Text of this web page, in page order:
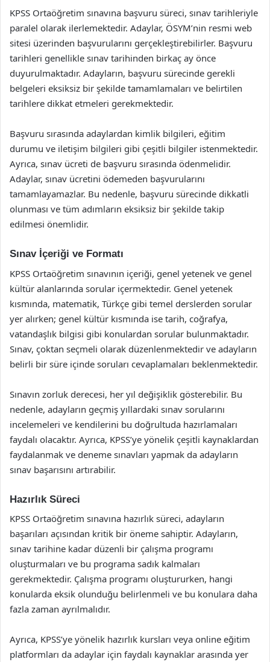
KPSS Ortaöğretim sınavına başvuru süreci, sınav tarihleriyle
paralel olarak ilerlemektedir. Adaylar, ÖSYM’nin resmi web
sitesi üzerinden başvurularını gerçekleştirebilirler. Başvuru
tarihleri genellikle sınav tarihinden birkaç ay önce
duyurulmaktadır. Adayların, başvuru sürecinde gerekli
belgeleri eksiksiz bir şekilde tamamlamaları ve belirtilen
tarihlere dikkat etmeleri gerekmektedir.
Başvuru sırasında adaylardan kimlik bilgileri, eğitim
durumu ve iletişim bilgileri gibi çeşitli bilgiler istenmektedir.
Ayrıca, sınav ücreti de başvuru sırasında ödenmelidir.
Adaylar, sınav ücretini ödemeden başvurularını
tamamlayamazlar. Bu nedenle, başvuru sürecinde dikkatli
olunması ve tüm adımların eksiksiz bir şekilde takip
edilmesi önemlidir.
Sınav İçeriği ve Formatı
KPSS Ortaöğretim sınavının içeriği, genel yetenek ve genel
kültür alanlarında sorular içermektedir. Genel yetenek
kısmında, matematik, Türkçe gibi temel derslerden sorular
yer alırken; genel kültür kısmında ise tarih, coğrafya,
vatandaşlık bilgisi gibi konulardan sorular bulunmaktadır.
Sınav, çoktan seçmeli olarak düzenlenmektedir ve adayların
belirli bir süre içinde soruları cevaplamaları beklenmektedir.
Sınavın zorluk derecesi, her yıl değişiklik gösterebilir. Bu
nedenle, adayların geçmiş yıllardaki sınav sorularını
incelemeleri ve kendilerini bu doğrultuda hazırlamaları
faydalı olacaktır. Ayrıca, KPSS’ye yönelik çeşitli kaynaklardan
faydalanmak ve deneme sınavları yapmak da adayların
sınav başarısını artırabilir.
Hazırlık Süreci
KPSS Ortaöğretim sınavına hazırlık süreci, adayların
başarıları açısından kritik bir öneme sahiptir. Adayların,
sınav tarihine kadar düzenli bir çalışma programı
oluşturmaları ve bu programa sadık kalmaları
gerekmektedir. Çalışma programı oluştururken, hangi
konularda eksik olunduğu belirlenmeli ve bu konulara daha
fazla zaman ayrılmalıdır.
Ayrıca, KPSS’ye yönelik hazırlık kursları veya online eğitim
platformları da adaylar için faydalı kaynaklar arasında yer